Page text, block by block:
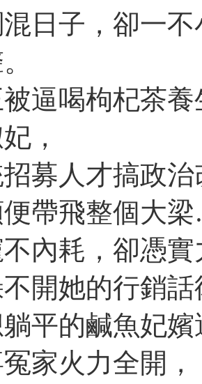
日子，卻一
逼喝枸杞茶
，
募人才搞政
便帶飛整個大
內耗，卻憑
開她的行銷
平的鹹魚妃
家火力全開，